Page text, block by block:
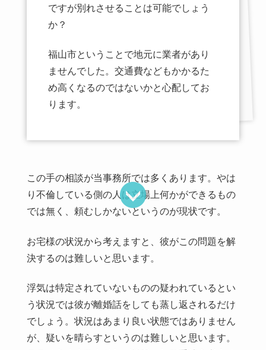
ですが別れさせることは可能でしょう
か？
福山市ということで地元に業者があり
ませんでした。交通費などもかかるた
め高くなるのではないかと心配してお
ります。
この手の相談が当事務所では多くあります。やは
り不倫している側の人は立場上何かができるもの
では無く、頼むしかないというのが現状です。
お宅様の状況から考えますと、彼がこの問題を解
決するのは難しいと思います。
浮気は特定されていないものの疑われているとい
う状況では彼が離婚話をしても蒸し返されるだけ
でしょう。状況はあまり良い状態ではありません
が、疑いを晴らすというのは難しいと思います。